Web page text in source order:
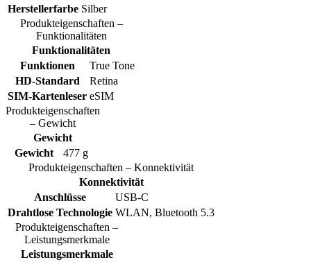
Herstellerfarbe Silber
Produkteigenschaften –
Funktionalitäten
Funktionalitäten
Funktionen
True Tone
HD-Standard
Retina
SIM-Kartenleser eSIM
Produkteigenschaften
– Gewicht
Gewicht
Gewicht
477 g
Produkteigenschaften – Konnektivität
Konnektivität
Anschlüsse
USB-C
Drahtlose Technologie WLAN, Bluetooth 5.3
Produkteigenschaften –
Leistungsmerkmale
Leistungsmerkmale